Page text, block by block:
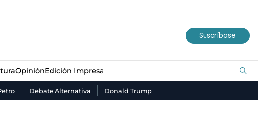
Suscríbase
OpiniónEdición Impresa
Debate Alternativa Donald Trump